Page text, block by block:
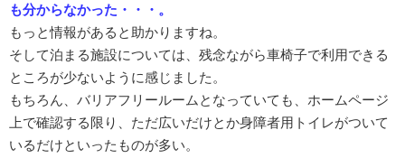
も分からなかった・・・。
もっと情報があると助かりますね。
そして泊まる施設については、残念ながら車椅子で利用できる
ところが少ないように感じました。
もちろん、バリアフリールームとなっていても、ホームページ
上で確認する限り、ただ広いだけとか身障者用トイレがついて
いるだけといったものが多い。